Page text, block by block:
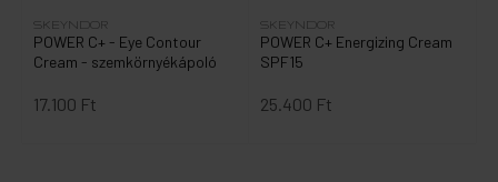
POWER C+ - Eye Contour
Cream - szemkörnyékápoló
SKEYNDOR
17.100 Ft
POWER C+ Energizing Cream
SPF15
SKEYNDOR
25.400 Ft